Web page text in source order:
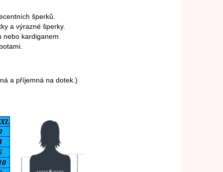
šperků.
a výrazné šperky.
nebo kardiganem
a příjemná na dotek.)